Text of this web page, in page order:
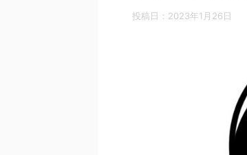
投稿日： 2023年1月26日